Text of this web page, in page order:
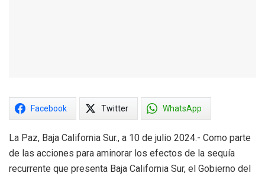
Facebook Twitter WhatsApp
La Paz, Baja California Sur., a 10 de julio 2024.- Como parte
de las acciones para aminorar los efectos de la sequía
recurrente que presenta Baja California Sur, el Gobierno del